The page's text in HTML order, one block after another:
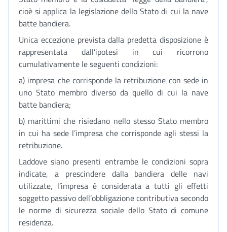
cioè si applica la legislazione dello Stato di cui la nave
batte bandiera.
Unica eccezione prevista dalla predetta disposizione è
rappresentata dall’ipotesi in cui ricorrono
cumulativamente le seguenti condizioni:
a) impresa che corrisponde la retribuzione con sede in
uno Stato membro diverso da quello di cui la nave
batte bandiera;
b) marittimi che risiedano nello stesso Stato membro
in cui ha sede l’impresa che corrisponde agli stessi la
retribuzione.
Laddove siano presenti entrambe le condizioni sopra
indicate, a prescindere dalla bandiera delle navi
utilizzate, l’impresa è considerata a tutti gli effetti
soggetto passivo dell’obbligazione contributiva secondo
le norme di sicurezza sociale dello Stato di comune
residenza.